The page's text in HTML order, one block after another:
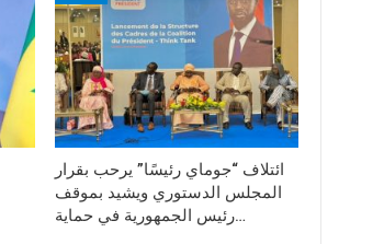
ائتلاف “جوماي رئيسًا” يرحب بقرار
المجلس الدستوري ويشيد بموقف
رئيس الجمهورية في حماية…